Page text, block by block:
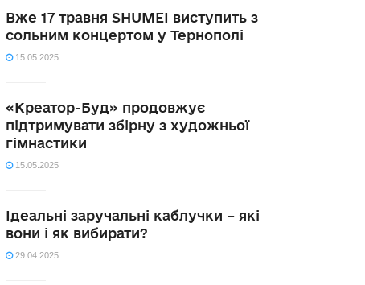
Вже 17 травня SHUMEI виступить з
сольним концертом у Тернополі
15.05.2025
«Креатор-Буд» продовжує
підтримувати збірну з художньої
гімнастики
15.05.2025
Ідеальні заручальні каблучки – які
вони і як вибирати?
29.04.2025